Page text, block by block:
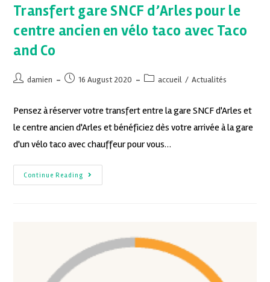
Transfert gare SNCF d’Arles pour le
centre ancien en vélo taco avec Taco
and Co
damien 16 August 2020 accueil / Actualités
Pensez à réserver votre transfert entre la gare SNCF d'Arles et
le centre ancien d'Arles et bénéficiez dès votre arrivée à la gare
d'un vélo taco avec chauffeur pour vous…
Continue Reading